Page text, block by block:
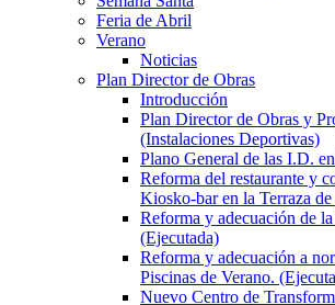
Feria de Abril
Verano
Noticias
Plan Director de Obras
Introducción
Plan Director de Obras y
(Instalaciones Deportivas)
Plano General de las I.D.
Reforma del restaurante y
Kiosko-bar en la Terraza
Reforma y adecuación de
(Ejecutada)
Reforma y adecuación a
Piscinas de Verano.
Nuevo Centro de